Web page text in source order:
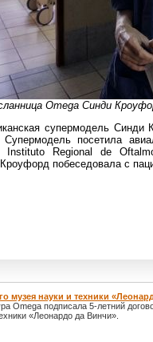
Omega Синди
супермодель Синди
посетила
Instituto Regional de
побеседовала с
музея науки и техники
Omega подписала 5-летний
«Леонардо да Винчи».